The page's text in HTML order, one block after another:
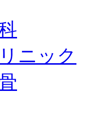
ニック